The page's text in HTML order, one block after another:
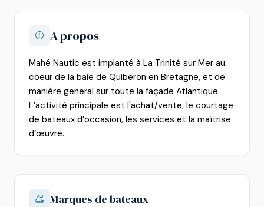
A propos
Mahé Nautic est implanté à La Trinité sur Mer au
coeur de la baie de Quiberon en Bretagne, et de
manière general sur toute la façade Atlantique.
L’activité principale est l'achat/vente, le courtage
de bateaux d’occasion, les services et la maîtrise
d’œuvre.
Marques de bateaux